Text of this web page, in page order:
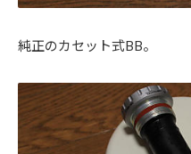
純正のカセット式BB。